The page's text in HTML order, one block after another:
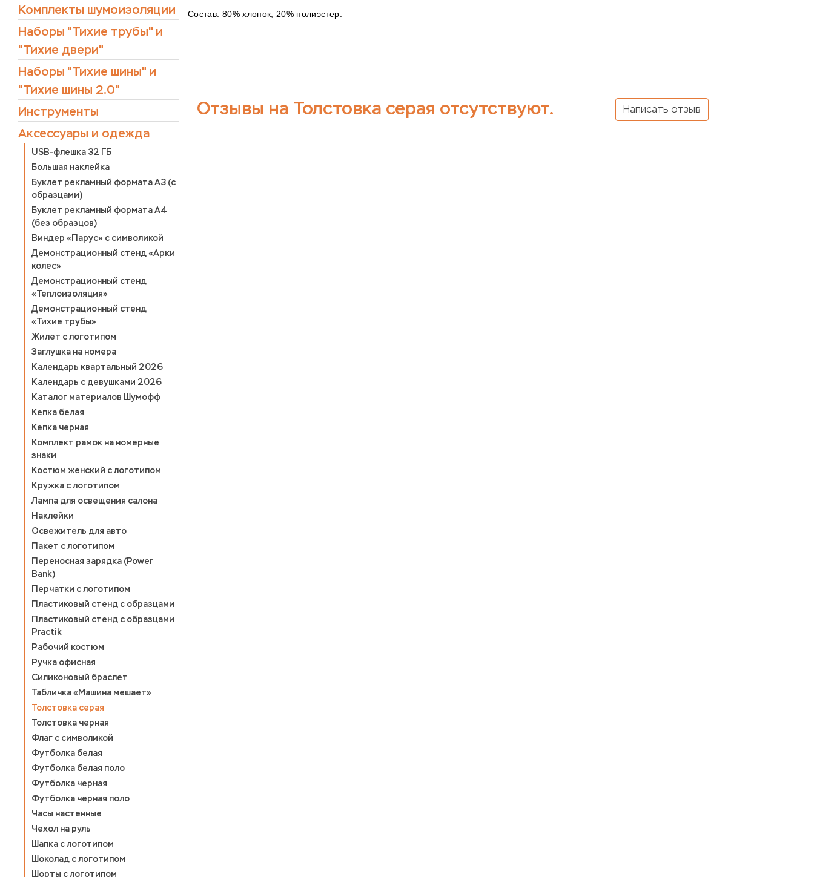
Комплекты шумоизоляции
Наборы "Тихие трубы" и
"Тихие двери"
Наборы "Тихие шины" и
"Тихие шины 2.0"
Инструменты
Аксессуары и одежда
USB-флешка 32 ГБ
Большая наклейка
Буклет рекламный формата А3 (с
образцами)
Буклет рекламный формата А4
(без образцов)
Виндер «Парус» с символикой
Демонстрационный стенд «Арки
колес»
Демонстрационный стенд
«Теплоизоляция»
Демонстрационный стенд
«Тихие трубы»
Жилет с логотипом
Заглушка на номера
Календарь квартальный 2026
Календарь с девушками 2026
Каталог материалов Шумофф
Кепка белая
Кепка черная
Комплект рамок на номерные
знаки
Костюм женский с логотипом
Кружка с логотипом
Лампа для освещения салона
Наклейки
Освежитель для авто
Пакет с логотипом
Переносная зарядка (Power
Bank)
Перчатки с логотипом
Пластиковый стенд с образцами
Пластиковый стенд с образцами
Practik
Рабочий костюм
Ручка офисная
Силиконовый браслет
Табличка «Машина мешает»
Толстовка серая
Толстовка черная
Флаг с символикой
Футболка белая
Футболка белая поло
Футболка черная
Футболка черная поло
Часы настенные
Чехол на руль
Шапка с логотипом
Шоколад с логотипом
Шорты с логотипом
Состав: 80% хлопок, 20% полиэстер.
Отзывы на Толстовка серая отсутствуют. Написать отзыв